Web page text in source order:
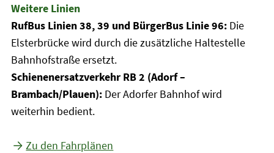
Weitere Linien
RufBus Linien 38, 39 und BürgerBus Linie 96: Die
Elsterbrücke wird durch die zusätzliche Haltestelle
Bahnhofstraße ersetzt.
Schienenersatzverkehr RB 2 (Adorf –
Brambach/Plauen): Der Adorfer Bahnhof wird
weiterhin bedient.
Zu den Fahrplänen